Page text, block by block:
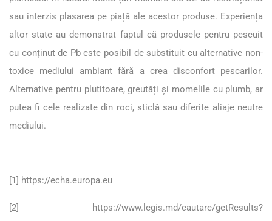
sau interzis plasarea pe piață ale acestor produse. Experiența
altor state au demonstrat faptul că produsele pentru pescuit
cu conținut de Pb este posibil de substituit cu alternative non-
toxice mediului ambiant fără a crea disconfort pescarilor.
Alternative pentru plutitoare, greutăți și momelile cu plumb, ar
putea fi cele realizate din roci, sticlă sau diferite aliaje neutre
mediului.
[1] https://echa.europa.eu
[2]
https://www.legis.md/cautare/getResults?